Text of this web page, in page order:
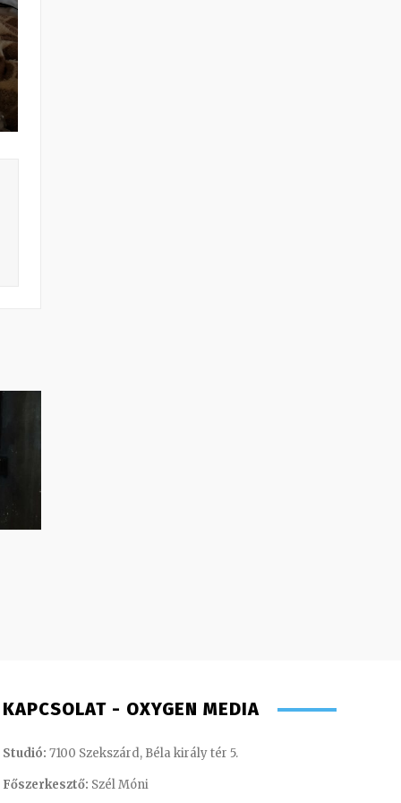
KAPCSOLAT - OXYGEN MEDIA
Studió: 7100 Szekszárd, Béla király tér 5.
Főszerkesztő: Szél Móni